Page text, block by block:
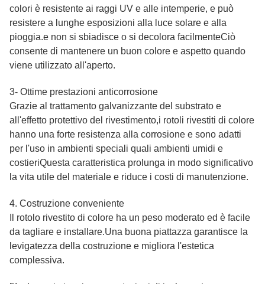
colori è resistente ai raggi UV e alle intemperie, e può
resistere a lunghe esposizioni alla luce solare e alla
pioggia.e non si sbiadisce o si decolora facilmenteCiò
consente di mantenere un buon colore e aspetto quando
viene utilizzato all'aperto.
3- Ottime prestazioni anticorrosione
Grazie al trattamento galvanizzante del substrato e
all'effetto protettivo del rivestimento,i rotoli rivestiti di colore
hanno una forte resistenza alla corrosione e sono adatti
per l'uso in ambienti speciali quali ambienti umidi e
costieriQuesta caratteristica prolunga in modo significativo
la vita utile del materiale e riduce i costi di manutenzione.
4. Costruzione conveniente
Il rotolo rivestito di colore ha un peso moderato ed è facile
da tagliare e installare.Una buona piattazza garantisce la
levigatezza della costruzione e migliora l'estetica
complessiva.